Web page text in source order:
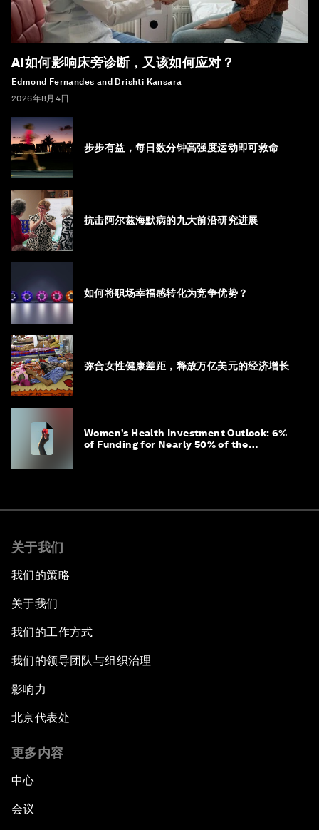
AI如何影响床旁诊断，又该如何应对？
Edmond Fernandes and Drishti Kansara
2026年8月4日
步步有益，每日数分钟高强度运动即可救命
抗击阿尔兹海默病的九大前沿研究进展
如何将职场幸福感转化为竞争优势？
弥合女性健康差距，释放万亿美元的经济增长
Women’s Health Investment Outlook: 6%
of Funding for Nearly 50% of the
关于我们
我们的策略
关于我们
我们的工作方式
我们的领导团队与组织治理
影响力
北京代表处
更多内容
中心
会议